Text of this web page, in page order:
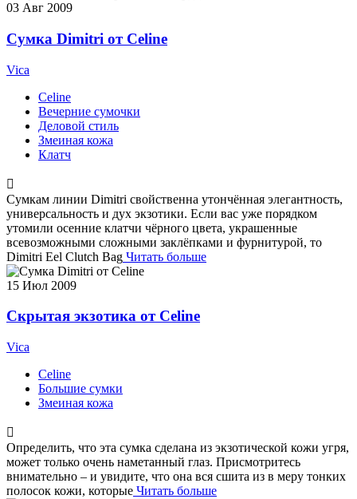
03 Авг 2009
Сумка Dimitri от Celine
Vica
Celine
Вечерние сумочки
Деловой стиль
Змеиная кожа
Клатч
Сумкам линии Dimitri свойственна утончённая элегантность,
универсальность и дух экзотики. Если вас уже порядком
утомили осенние клатчи чёрного цвета, украшенные
всевозможными сложными заклёпками и фурнитурой, то
Dimitri Eel Clutch Bag Читать больше
15 Июл 2009
Скрытая экзотика от Celine
Vica
Celine
Большие сумки
Змеиная кожа
Определить, что эта сумка сделана из экзотической кожи угря,
может только очень наметанный глаз. Присмотритесь
внимательно – и увидите, что она вся сшита из в меру тонких
полосок кожи, которые Читать больше